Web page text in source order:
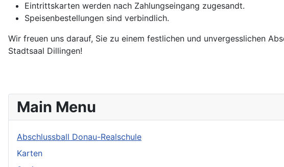
Eintrittskarten werden nach Zahlungseingang zugesandt.
Speisenbestellungen sind verbindlich.
Wir freuen uns darauf, Sie zu einem festlichen und unvergesslichen
Stadtsaal Dillingen!
Main Menu
Abschlussball Donau-Realschule
Karten